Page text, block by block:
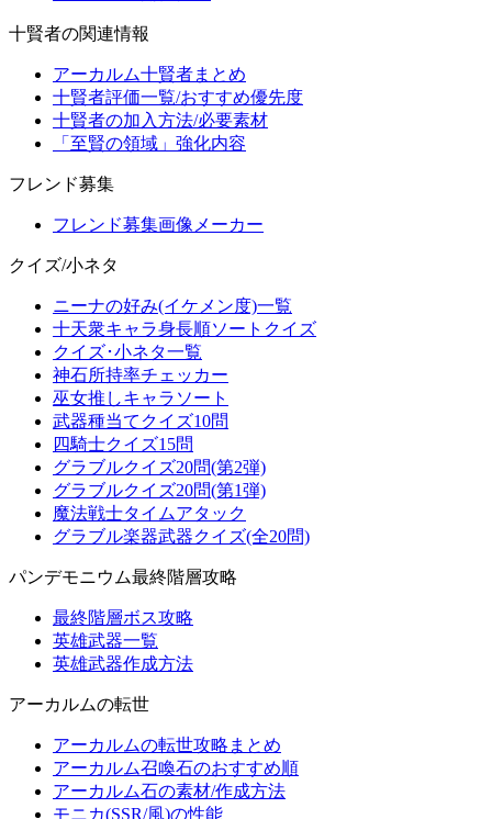
十賢者の関連情報
アーカルム十賢者まとめ
十賢者評価一覧/おすすめ優先度
十賢者の加入方法/必要素材
「至賢の領域」強化内容
フレンド募集
フレンド募集画像メーカー
クイズ/小ネタ
ニーナの好み(イケメン度)一覧
十天衆キャラ身長順ソートクイズ
クイズ･小ネタ一覧
神石所持率チェッカー
巫女推しキャラソート
武器種当てクイズ10問
四騎士クイズ15問
グラブルクイズ20問(第2弾)
グラブルクイズ20問(第1弾)
魔法戦士タイムアタック
グラブル楽器武器クイズ(全20問)
パンデモニウム最終階層攻略
最終階層ボス攻略
英雄武器一覧
英雄武器作成方法
アーカルムの転世
アーカルムの転世攻略まとめ
アーカルム召喚石のおすすめ順
アーカルム石の素材/作成方法
モニカ(SSR/風)の性能